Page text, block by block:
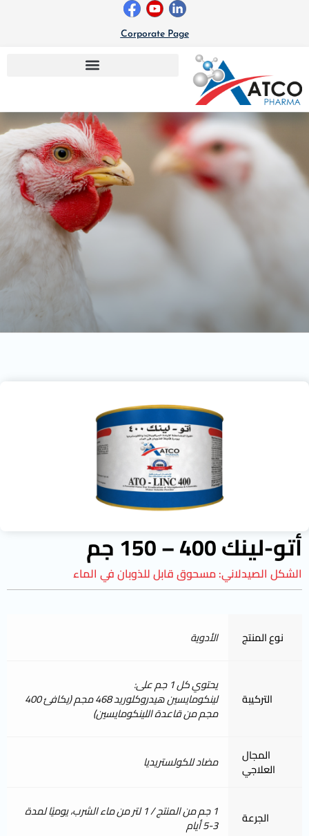
Corporate Page
أتو-لينك 400 – 150 جم
الشكل الصيدلاني:مسحوق قابل للذوبان في الماء
نوع المنتج الأدوية
التركيبة
يحتوي كل 1 جم على:
لينكومايسين هيدروكلوريد 468 مجم (يكافئ 400
مجم من قاعدة اللينكومايسين)
المجال
العلاجي مضاد للكولستريديا
الجرعة 1 جم من المنتج / 1 لتر من ماء الشرب، يوميًا لمدة
3-5 أيام